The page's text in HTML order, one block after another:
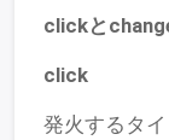
clickと
click
発火するタ